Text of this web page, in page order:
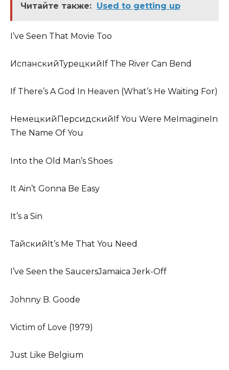
Читайте также: Used to getting up
I’ve Seen That Movie Too
ИспанскийТурецкийIf The River Can Bend
If There’s A God In Heaven (What’s He Waiting For)
НемецкийПерсидскийIf You Were MeImagineIn
The Name Of You
Into the Old Man’s Shoes
It Ain’t Gonna Be Easy
It’s a Sin
ТайскийIt’s Me That You Need
I’ve Seen the SaucersJamaica Jerk-Off
Johnny B. Goode
Victim of Love (1979)
Just Like Belgium